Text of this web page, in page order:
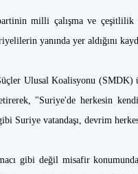
milli çalışma ve çeşitlilik
yanında yer aldığını
Ulusal Koalisyonu (SMDK)
"Suriye'de herkesin
Suriye vatandaşı, devrim
gibi değil misafir